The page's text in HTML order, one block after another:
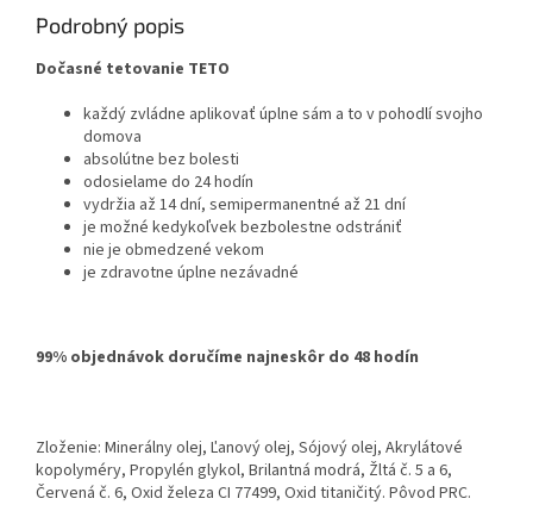
Podrobný popis
Dočasné tetovanie TETO
každý zvládne aplikovať úplne sám a to v pohodlí svojho
domova
absolútne bez bolesti
odosielame do 24 hodín
vydržia až 14 dní, semipermanentné až 21 dní
je možné kedykoľvek bezbolestne odstrániť
nie je obmedzené vekom
je zdravotne úplne nezávadné
99% objednávok doručíme najneskôr do 48 hodín
Zloženie: Minerálny olej, Ľanový olej, Sójový olej, Akrylátové
kopolyméry, Propylén glykol, Brilantná modrá, Žltá č. 5 a 6,
Červená č. 6, Oxid železa CI 77499, Oxid titaničitý. Pôvod PRC.